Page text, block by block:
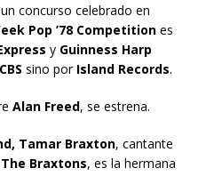
concurso celebrado en
Pop ’78 Competition es
y Guinness Harp
sino porIsland Records.
Alan Freed, se estrena.
Tamar Braxton, cantante
The Braxtons, es la hermana